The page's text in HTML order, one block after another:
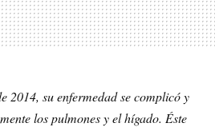
2014, su enfermedad se complicó y
los pulmones y el hígado. Éste